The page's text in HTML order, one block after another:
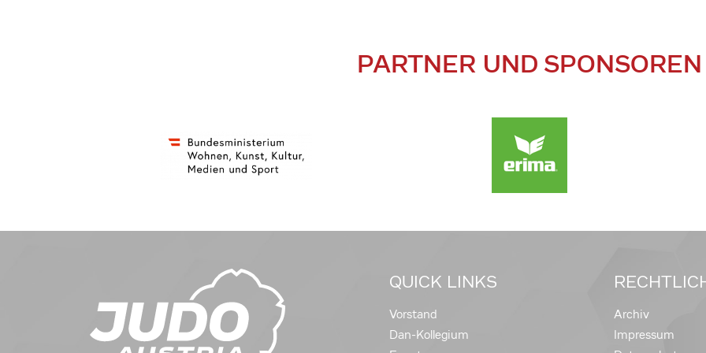
PARTNER UND SPONSOREN
QUICK LINKS
Vorstand
Dan-Kollegium
Archiv
Impressum